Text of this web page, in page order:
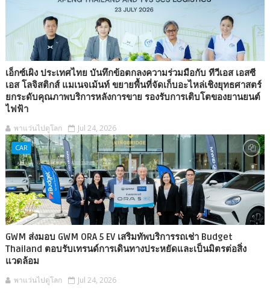
เอ็กซ์เผิง ประเทศไทย บันทึกข้อตกลงความร่วมมือกับ ทีวีเอส เอสซี
เอส โลจิสติกส์ แมเนจเม้นท์ ขยายพื้นที่จัดเก็บอะไหล่เชิงยุทธศาสตร์
ยกระดับคุณภาพบริการหลังการขาย รองรับการเติบโตของยานยนต์
ไฟฟ้า
พาแว่นไปดูโลก Jul 24, 2026
CAR
GWM ส่งมอบ GWM ORA 5 EV เสริมทัพบริการรถเช่า Budget
Thailand ตอบรับเทรนด์การเดินทางประหยัดและเป็นมิตรต่อสิ่ง
แวดล้อม
พาแว่นไปดูโลก Jul 24, 2026